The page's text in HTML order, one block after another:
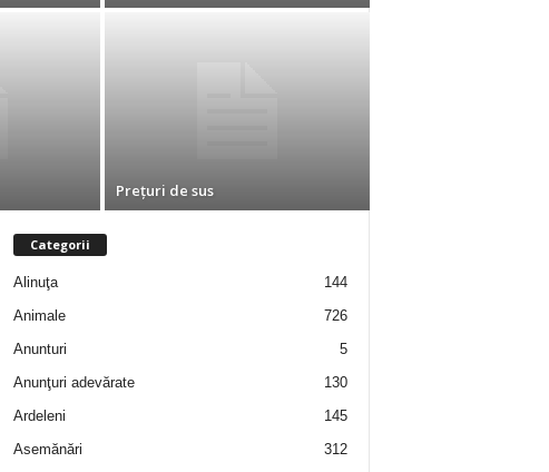
Preţuri de sus
Categorii
Alinuţa
144
Animale
726
Anunturi
5
Anunţuri adevărate
130
Ardeleni
145
Asemănări
312